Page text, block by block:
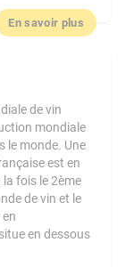
En savoir plus
de vin
mondiale
le monde. Une
est en
la fois le 2ème
de vin et le
en dessous